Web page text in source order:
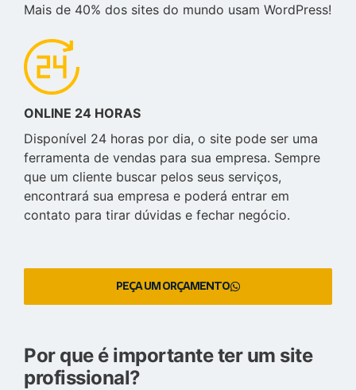
Mais de 40% dos sites do mundo usam WordPress!
ONLINE 24 HORAS
Disponível 24 horas por dia, o site pode ser uma
ferramenta de vendas para sua empresa. Sempre
que um cliente buscar pelos seus serviços,
encontrará sua empresa e poderá entrar em
contato para tirar dúvidas e fechar negócio.
PEÇA UM ORÇAMENTO
Por que é importante ter um site
profissional?